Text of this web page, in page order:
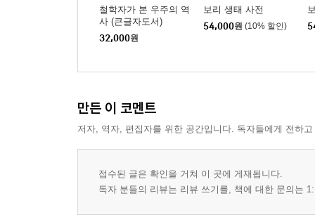
철학자가 본 우주의 역
사 (큰글자도서)
32,000원
보리 생태 사전
54,000원 (10% 할인)
만든 이 코멘트
저자, 역자, 편집자를 위한 공간입니다. 독자들에게 전하
접수된 글은 확인을 거쳐 이 곳에 게재됩니다.
독자 분들의 리뷰는 리뷰 쓰기를, 책에 대한 문의는